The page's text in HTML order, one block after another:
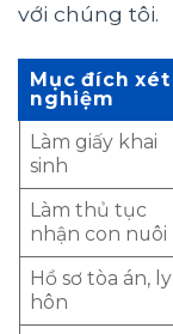
với chúng tôi.
Mục đích xét
nghiệm
Làm giấy khai
sinh
Làm thủ tục
nhận con nuôi
Hồ sơ tòa án, ly
hôn